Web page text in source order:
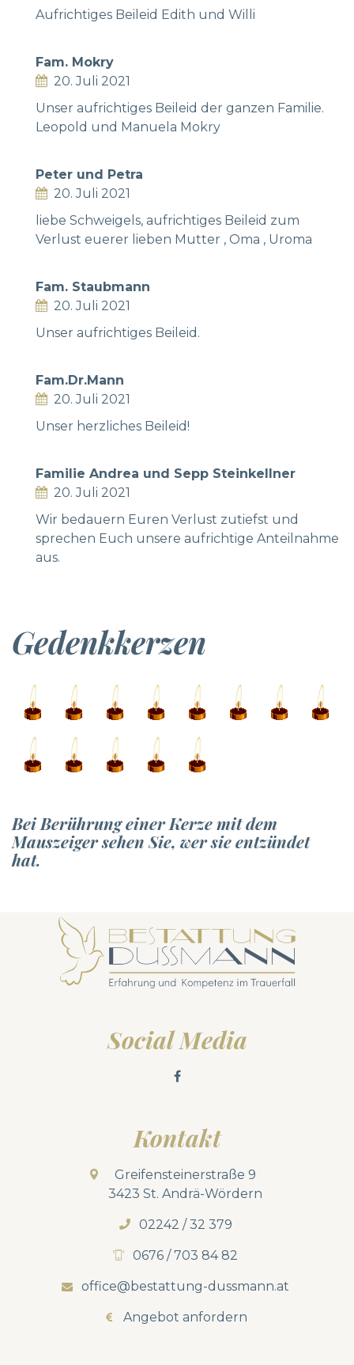
Aufrichtiges Beileid Edith und Willi
Fam. Mokry
20. Juli 2021
Unser aufrichtiges Beileid der ganzen Familie.
Leopold und Manuela Mokry
Peter und Petra
20. Juli 2021
liebe Schweigels, aufrichtiges Beileid zum
Verlust euerer lieben Mutter , Oma , Uroma
Fam. Staubmann
20. Juli 2021
Unser aufrichtiges Beileid.
Fam.Dr.Mann
20. Juli 2021
Unser herzliches Beileid!
Familie Andrea und Sepp Steinkellner
20. Juli 2021
Wir bedauern Euren Verlust zutiefst und
sprechen Euch unsere aufrichtige Anteilnahme
aus.
Gedenkkerzen
Bei Berührung einer Kerze mit dem
Mauszeiger sehen Sie, wer sie entzündet
hat.
Social Media
Kontakt
Greifensteinerstraße 9
3423 St. Andrä-Wördern
02242 / 32 379
0676 / 703 84 82
office@bestattung-dussmann.at
Angebot anfordern